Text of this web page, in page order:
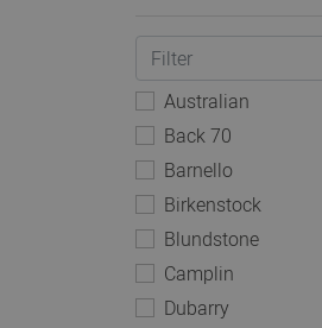
Australian
Back 70
Barnello
Birkenstock
Blundstone
Camplin
Dubarry